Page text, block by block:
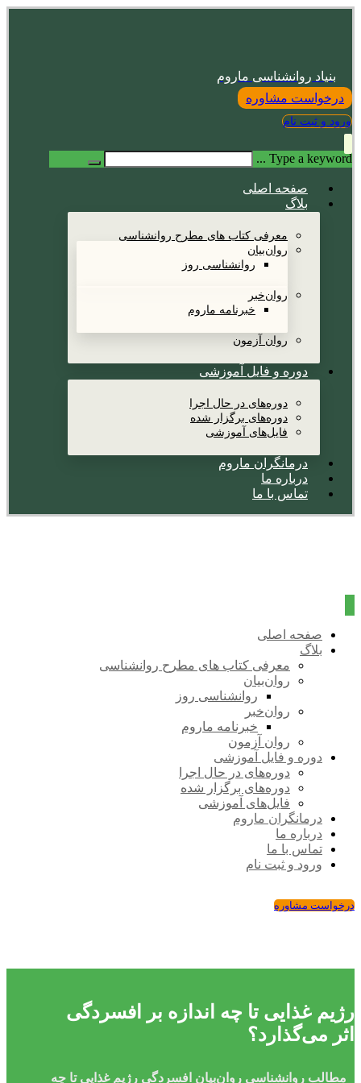
بنیاد روانشناسی ماروم
درخواست مشاوره
ورود و ثبت نام
Type a keyword ...
صفحه اصلی
بلاگ
معرفی کتاب های مطرح روانشناسی
روان‌بیان
روانشناسی روز
روان‌خبر
خبرنامه ماروم
روان آزمون
دوره و فایل آموزشی
دوره‌های در حال اجرا
دوره‌های برگزار شده
فایل‌های آموزشی
درمانگران ماروم
درباره ما
تماس با ما
صفحه اصلی
بلاگ
معرفی کتاب های مطرح روانشناسی
روان‌بیان
روانشناسی روز
روان‌خبر
خبرنامه ماروم
روان آزمون
دوره و فایل آموزشی
دوره‌های در حال اجرا
دوره‌های برگزار شده
فایل‌های آموزشی
درمانگران ماروم
درباره ما
تماس با ما
ورود و ثبت نام
درخواست مشاوره
رژیم غذایی تا چه اندازه بر افسردگی
اثر می‌گذارد؟
مطالب روانشناسی روان‌بیان افسردگی رژیم غذایی تا چه